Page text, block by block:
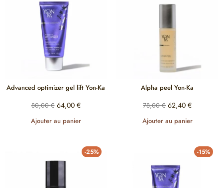
Advanced optimizer gel lift Yon-Ka
80,00€ 64,00 €
Ajouter au panier
Alpha peel Yon-Ka
78,00€ 62,40 €
Ajouter au panier
-25% -15%